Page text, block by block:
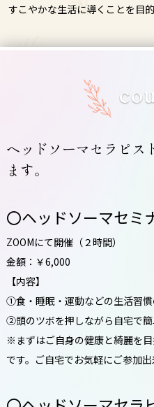
すこやかな生活に導くことを目
ヘッドソーマセラピス
ます。
〇ヘッドソーマセミ
ZOOMにて開催（２時間）
金額：￥6,000
【内容】
①食・睡眠・運動などの生活習慣
②頭のツボを押しながら自宅で
※まずはご自身の健康と綺麗を
です。ご自宅でお気軽にご参加出